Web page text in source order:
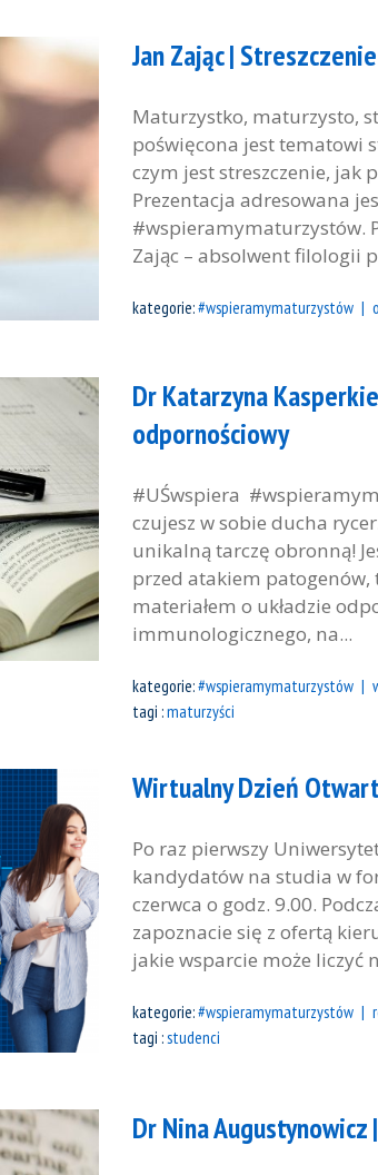
Jan Zając |
Maturzystko, maturzysto,
poświęcona jest tematowi
czym jest streszczenie, jak
Prezentacja adresowana
#wspieramymaturzystów.
Zając – absolwent filologii
kategorie:#wspieramymaturzystów
Dr Katarzyna
odpornościowy
#UŚwspiera
czujesz w sobie ducha
unikalną tarczę obronną!
przed atakiem
materiałem o układzie
immunologicznego, na...
kategorie:#wspieramymaturzystów
tagi :maturzyści
Wirtualny Dzień
Po raz pierwszy
kandydatów na studia w
czerwca o godz. 9.00.
zapoznacie się z ofertą
jakie wsparcie może liczyć
kategorie:#wspieramymaturzystów
tagi :studenci
Dr Nina